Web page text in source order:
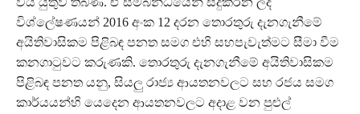
විශ්ලේෂණයන් 2016 අංක 12 දරන තොරතුරු දැනගැනීමේ
අයිතිවාසිකම පිළිබඳ පනත සමග එහි සහපැවැත්මට සීමා වීම
කනගාටුවට කරුණකි. තොරතුරු දැනගැනීමේ අයිතිවාසිකම
පිළිබඳ පනත යනු, සියලු රාජ්‍ය ආයතනවලට සහ රජය සමග
කාර්යයන්හි යෙදෙන ආයතනවලට අදාළ වන පුළුල්